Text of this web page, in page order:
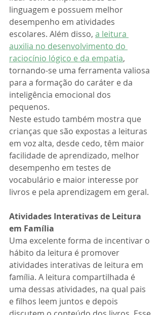
linguagem e possuem melhor
desempenho em atividades
escolares. Além disso, a leitura
auxilia no desenvolvimento do
raciocínio lógico e da empatia,
tornando-se uma ferramenta valiosa
para a formação do caráter e da
inteligência emocional dos
pequenos.
Neste estudo também mostra que
crianças que são expostas a leituras
em voz alta, desde cedo, têm maior
facilidade de aprendizado, melhor
desempenho em testes de
vocabulário e maior interesse por
livros e pela aprendizagem em geral.
Atividades Interativas de Leitura
em Família
Uma excelente forma de incentivar o
hábito da leitura é promover
atividades interativas de leitura em
família. A leitura compartilhada é
uma dessas atividades, na qual pais
e filhos leem juntos e depois